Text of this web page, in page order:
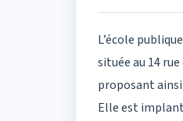
L’école
située au 14
proposant
Elle est